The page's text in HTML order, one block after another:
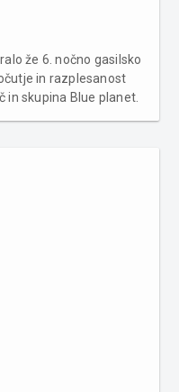
že 6. nočno gasilsko
in razplesanost
in skupina Blue planet.